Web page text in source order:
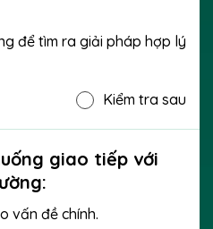
để tìm ra giải pháp hợp lý
Kiểm tra sau
giao tiếp với
vấn đề chính.